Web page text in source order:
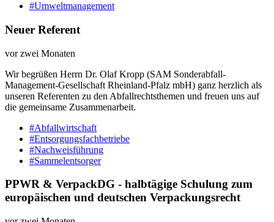
#Umweltmanagement
Neuer Referent
vor zwei Monaten
Wir begrüßen Herrn Dr. Olaf Kropp (SAM Sonderabfall-
Management-Gesellschaft Rheinland-Pfalz mbH) ganz herzlich als
unseren Referenten zu den Abfallrechtsthemen und freuen uns auf
die gemeinsame Zusammenarbeit.
#Abfallwirtschaft
#Entsorgungsfachbetriebe
#Nachweisführung
#Sammelentsorger
PPWR & VerpackDG - halbtägige Schulung zum
europäischen und deutschen Verpackungsrecht